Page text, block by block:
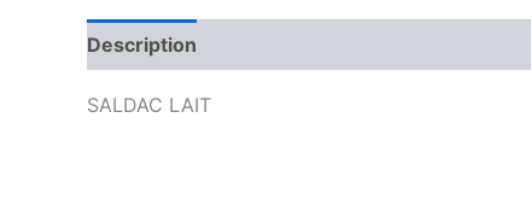
Description
SALDAC LAIT